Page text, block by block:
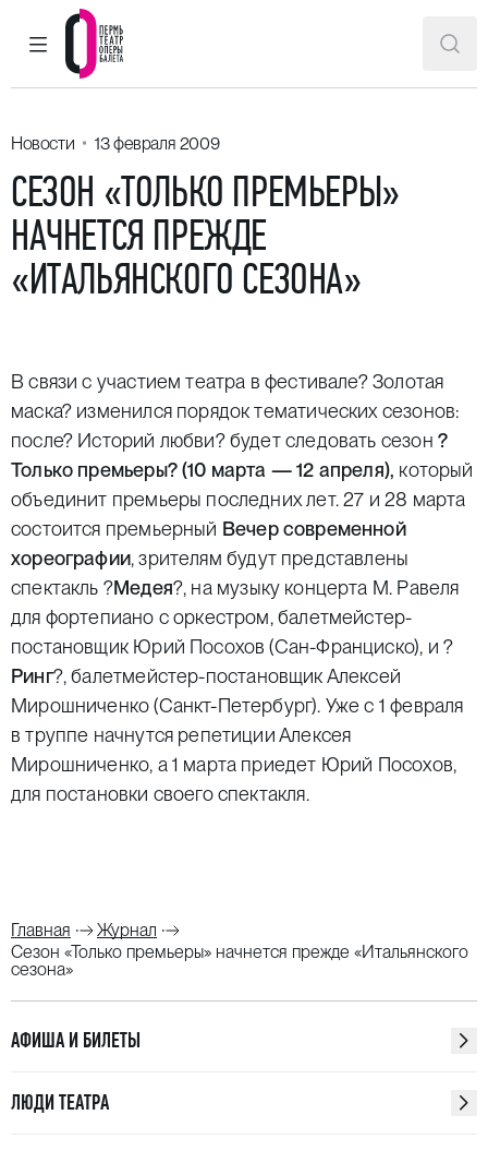
ГЛАВНОЕ МЕНЮ
Пермский театр оперы и балета
Новости 13 февраля 2009
СЕЗОН «ТОЛЬКО ПРЕМЬЕРЫ»
НАЧНЕТСЯ ПРЕЖДЕ
«ИТАЛЬЯНСКОГО СЕЗОНА»
В связи с участием театра в фестивале? Золотая
маска? изменился порядок тематических сезонов:
после? Историй любви? будет следовать сезон ?
Только премьеры? (10 марта — 12 апреля), который
объединит премьеры последних лет. 27 и 28 марта
состоится премьерный Вечер современной
хореографии, зрителям будут представлены
спектакль ?Медея?, на музыку концерта М. Равеля
для фортепиано с оркестром, балетмейстер-
постановщик Юрий Посохов (Сан-Франциско), и ?
Ринг?, балетмейстер-постановщик Алексей
Мирошниченко (Санкт-Петербург). Уже с 1 февраля
в труппе начнутся репетиции Алексея
Мирошниченко, а 1 марта приедет Юрий Посохов,
для постановки своего спектакля.
Главная
Журнал
Сезон «Только премьеры» начнется прежде «Итальянского
сезона»
АФИША И БИЛЕТЫ
ЛЮДИ ТЕАТРА